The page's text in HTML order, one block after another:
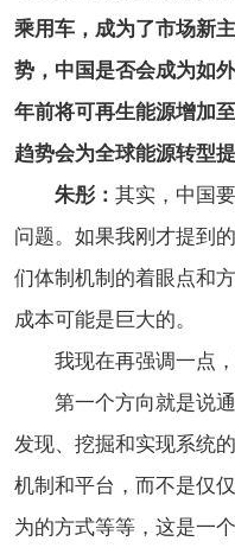
乘用车，成为了市场新
势，中国是否会成为如
年前将可再生能源增加
趋势会为全球能源转型
朱彤： 其实，中国
问题。如果我刚才提到
们体制机制的着眼点和
成本可能是巨大的。
我现在再强调一点
第一个方向就是说
发现、挖掘和实现系统
机制和平台，而不是仅
为的方式等等，这是一个